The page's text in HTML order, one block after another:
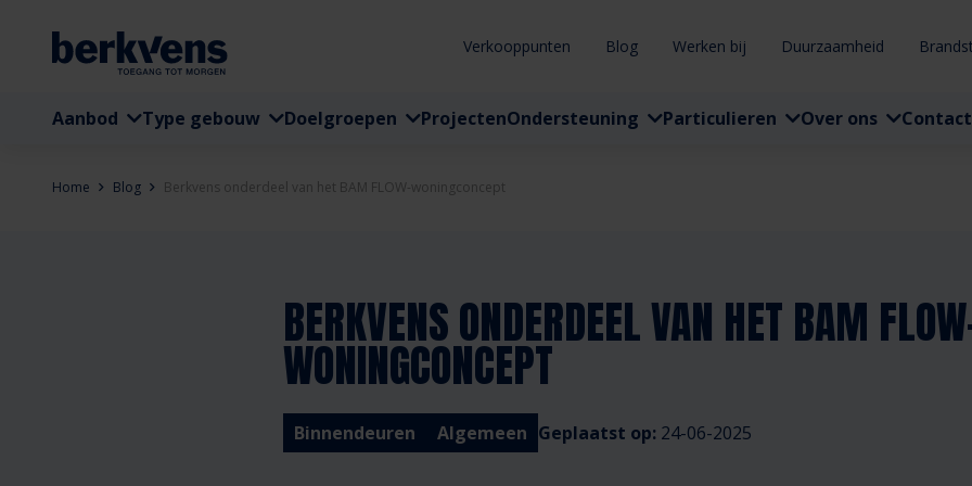
Verkooppunten Blog Werken bij Duurzaamheid
Aanbod Type gebouw Doelgroepen ProjectenOndersteuning Particulieren Over ons Contact
Home Blog Berkvens onderdeel van het BAM FLOW-woningconcept
BERKVENS ONDERDEEL VAN HET BAM
WONINGCONCEPT
Binnendeuren Algemeen Geplaatst op: 24-06-2025